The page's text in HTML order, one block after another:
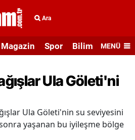
Ara
Magazin Spor Bilim veMENÜ
Ula Göleti'ni
Ula Göleti'nin su seviyesini
yaşanan bu iyileşme bölge